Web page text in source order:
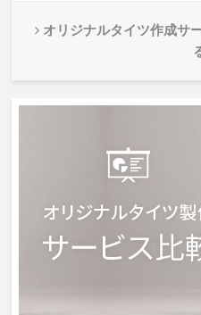
オリジナルタイツ作成サ